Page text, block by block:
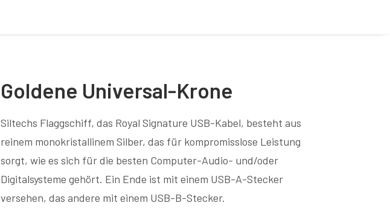
Goldene Universal-Krone
Siltechs Flaggschiff, das Royal Signature USB-Kabel, besteht aus
reinem monokristallinem Silber, das für kompromisslose Leistung
sorgt, wie es sich für die besten Computer-Audio- und/oder
Digitalsysteme gehört. Ein Ende ist mit einem USB-A-Stecker
versehen, das andere mit einem USB-B-Stecker.